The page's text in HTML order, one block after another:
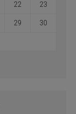
22 23
29 30